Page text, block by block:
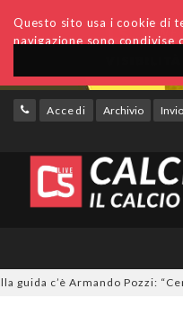
Questo sito usa i cookie di
navigazione sono condivise
Accedi Archivio
c’è Armando Pozzi: